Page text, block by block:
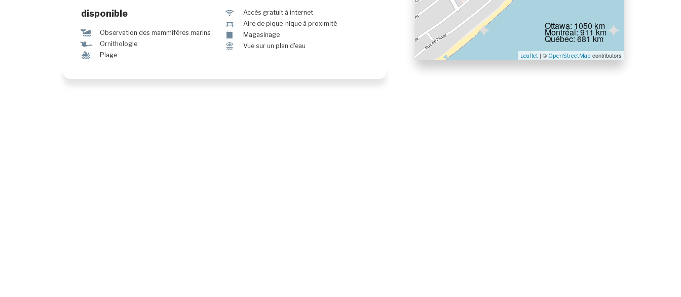
Leaflet | © OpenStreetMap contributors
Ottawa: 1050 km
Montréal: 911 km
Québec: 681 km
disponible
% Observation des mammifères marins
Ÿ Ornithologie
l Plage
J Accès gratuit à internet
h Aire de pique-nique à proximité
± Magasinage
Ï Vue sur un plan d'eau